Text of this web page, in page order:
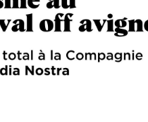
📷© Eloïse Villaret